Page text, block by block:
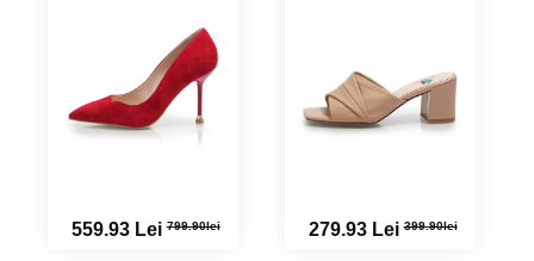
559.93 Lei799.90lei 279.93 Lei399.90lei